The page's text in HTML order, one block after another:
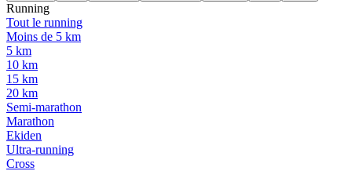
Running
Tout le running
Moins de 5 km
5 km
10 km
15 km
20 km
Semi-marathon
Marathon
Ekiden
Ultra-running
Cross